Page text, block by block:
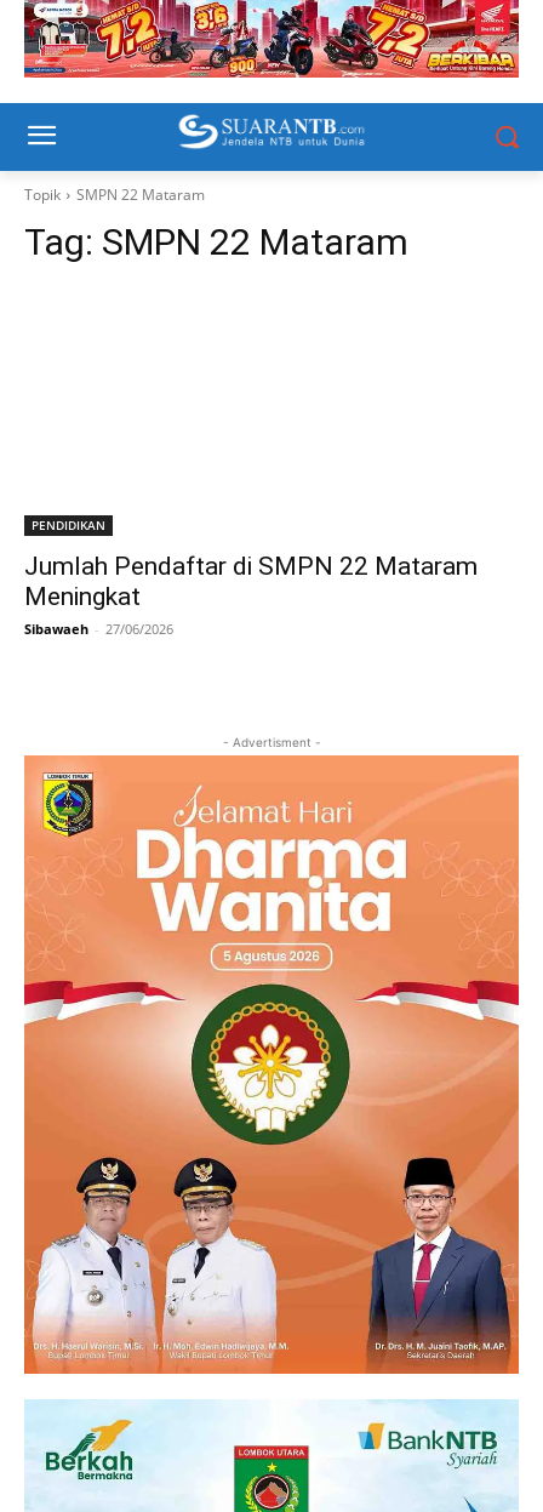
Topik SMPN 22 Mataram
Tag: SMPN 22 Mataram
PENDIDIKAN
Jumlah Pendaftar di SMPN 22 Mataram
Meningkat
Sibawaeh - 27/06/2026
- Advertisment -